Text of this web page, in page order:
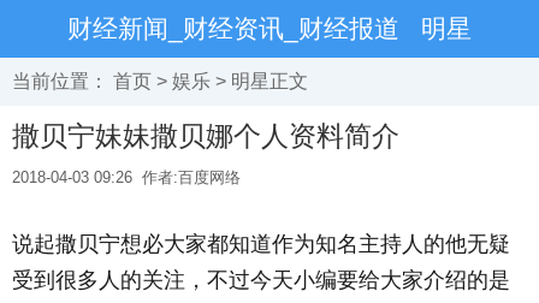
财经新闻_财经资讯_财经报道 明星
当前位置： 首页 > 娱乐 > 明星正文
撒贝宁妹妹撒贝娜个人资料简介
2018-04-03 09:26 作者:百度网络
说起撒贝宁想必大家都知道作为知名主持人的他无疑
受到很多人的关注，不过今天小编要给大家介绍的是